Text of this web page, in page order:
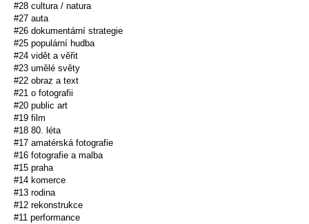
#28 cultura / natura
#27 auta
#26 dokumentární strategie
#25 populární hudba
#24 vidět a věřit
#23 umělé světy
#22 obraz a text
#21 o fotografii
#20 public art
#19 film
#18 80. léta
#17 amatérská fotografie
#16 fotografie a malba
#15 praha
#14 komerce
#13 rodina
#12 rekonstrukce
#11 performance